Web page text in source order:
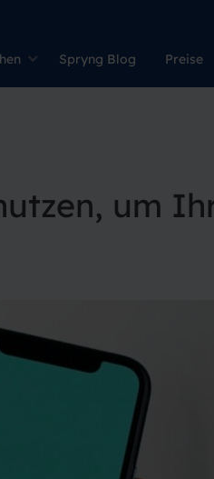
Spryng Blog Preise
um